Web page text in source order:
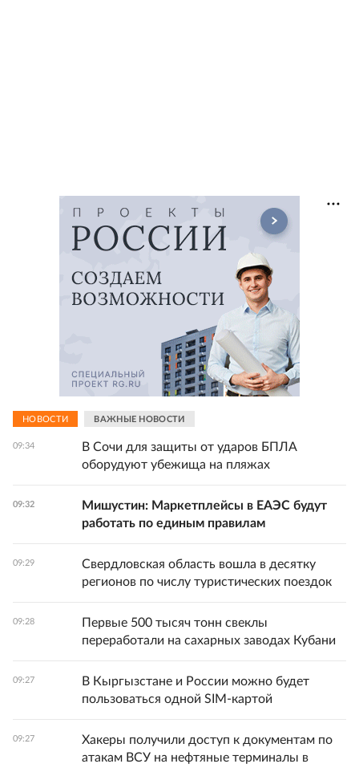
НОВОСТИ ВАЖНЫЕ НОВОСТИ
09:34
В Сочи для защиты от ударов БПЛА
оборудуют убежища на пляжах
09:32
Мишустин: Маркетплейсы в ЕАЭС будут
работать по единым правилам
09:29
Свердловская область вошла в десятку
регионов по числу туристических поездок
09:28
Первые 500 тысяч тонн свеклы
переработали на сахарных заводах Кубани
09:27
В Кыргызстане и России можно будет
пользоваться одной SIM-картой
09:27
Хакеры получили доступ к документам по
атакам ВСУ на нефтяные терминалы в